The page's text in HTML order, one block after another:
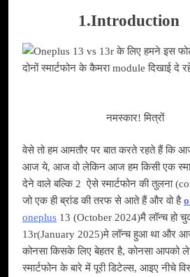
1.Introduction
नमस्कार! मित्रों
वेसे तो हम आमतौर पर बात करते रहते हैं कि
आज ये, आज वो लेकिन आज हम किसी एक
देने वाले बल्कि 2 ऐसे स्मार्टफोन की तुलना
जो एक ही ब्रांड की तरफ से आते हैं और वो है
oneplus 13 (October 2024)मै लॉन्च हो
13r(January 2025)मे लॉन्च हुआ था और
कोनसा किसके लिए बेहतर है, कोनसा आपको
स्मार्टफोन के बारे में पूरी डिटेल्स, आइए नीचे